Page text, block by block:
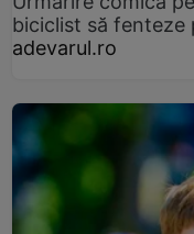
biciclist să fenteze
adevarul.ro